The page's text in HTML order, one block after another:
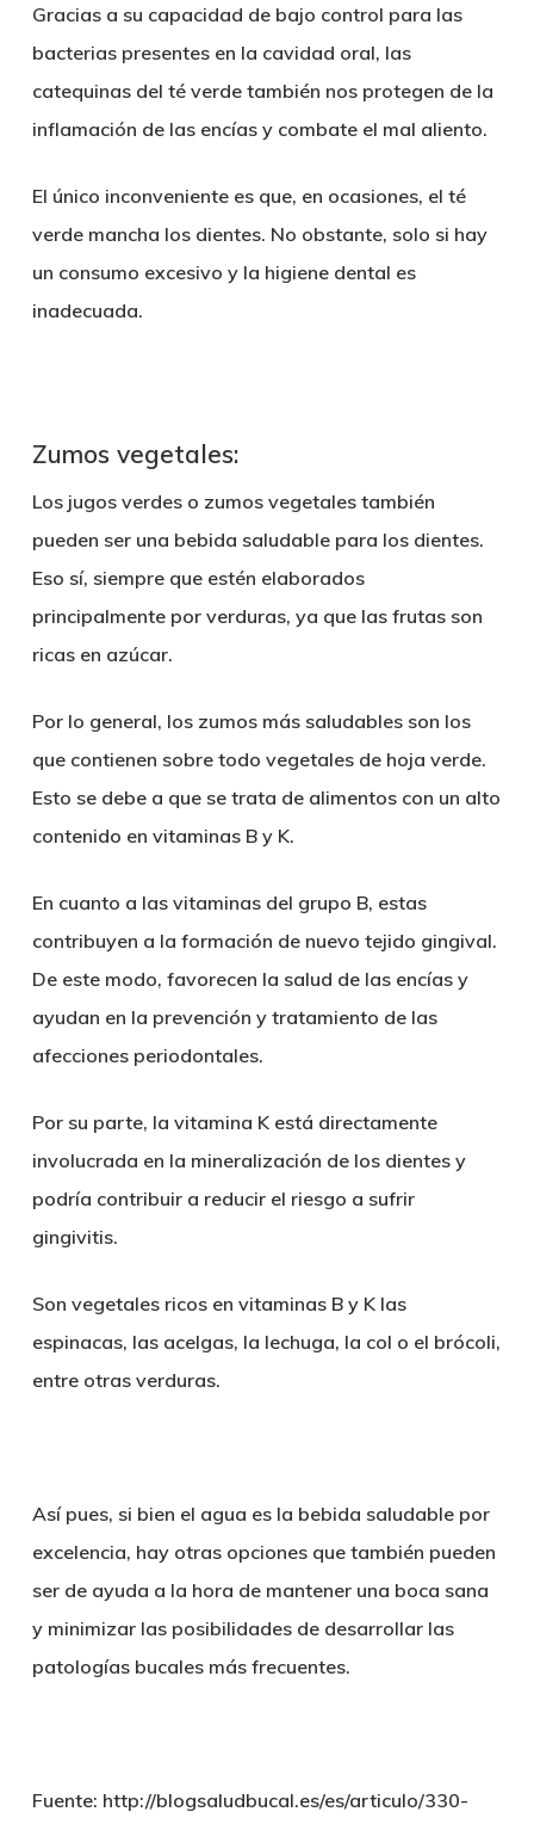
Gracias a su capacidad de bajo control para las
bacterias presentes en la cavidad oral, las
catequinas del té verde también nos protegen de la
inflamación de las encías y combate el mal aliento.
El único inconveniente es que, en ocasiones, el té
verde mancha los dientes. No obstante, solo si hay
un consumo excesivo y la higiene dental es
inadecuada.
Zumos vegetales:
Los jugos verdeso zumos vegetales también
pueden ser una bebida saludable para los dientes.
Eso sí, siempre que estén elaborados
principalmente por verduras, ya que las frutas son
ricas en azúcar.
Por lo general, los zumos más saludables son los
que contienen sobre todo vegetales de hoja verde.
Esto se debe a que se trata de alimentos con un alto
contenido en vitaminas B y K.
En cuanto a las vitaminas del grupo B, estas
contribuyen a la formación de nuevo tejido gingival.
De este modo, favorecen la salud de las encías y
ayudan en la prevención y tratamiento de las
afecciones periodontales.
Por su parte, la vitamina K está directamente
involucrada en la mineralización de los dientes y
podría contribuir a reducir el riesgo a sufrir
gingivitis.
Son vegetales ricos en vitaminas B y K las
espinacas, las acelgas, la lechuga, la col o el brócoli,
entre otras verduras.
Así pues, si bien el agua es la bebida saludable por
excelencia, hay otras opciones que también pueden
ser de ayuda a la hora de mantener una boca sana
y minimizar las posibilidades de desarrollar las
patologías bucales más frecuentes.
Fuente: http://blogsaludbucal.es/es/articulo/330-